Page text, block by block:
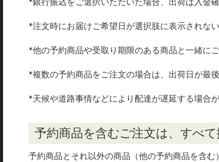
*注文時にお届けご希望日が選択肢に表示されな
*他の予約商品や受取り期限のある商品と一緒に
*複数の予約商品をご注文の場合は、出荷日が最
*天候や道路事情などにより配達が遅延する場合が
予約商品を含むご注文は、すべ
予約商品とそれ以外の商品（他の予約商品を含